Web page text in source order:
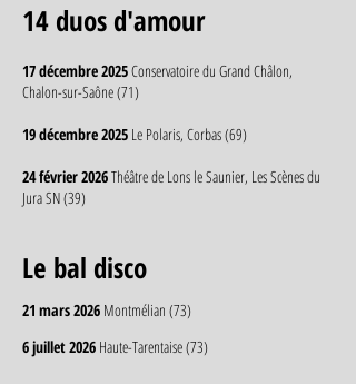
14 duos d'amour
17 décembre 2025Conservatoire du Grand Châlon,
Chalon-sur-Saône (71)
19 décembre 2025 Le Polaris, Corbas (69)
24 février 2026Théâtre de Lons le Saunier, Les Scènes du
Jura SN (39)
Le bal disco
21 mars 2026 Montmélian (73)
6 juillet 2026 Haute-Tarentaise (73)​